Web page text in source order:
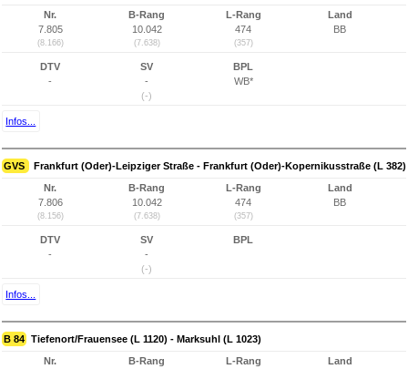
Nr.
7.805
(8.166)
B-Rang
10.042
(7.638)
L-Rang
474
(357)
Land
BB
DTV
-
SV
-
(-)
BPL
WB*
Infos...
GVS Frankfurt (Oder)-Leipziger Straße - Frankfurt (Oder)-Kopernikusstraße (L 382)
Nr.
7.806
(8.156)
B-Rang
10.042
(7.638)
L-Rang
474
(357)
Land
BB
DTV
-
SV
-
(-)
BPL
Infos...
B 84 Tiefenort/Frauensee (L 1120) - Marksuhl (L 1023)
Nr.
B-Rang
L-Rang
Land